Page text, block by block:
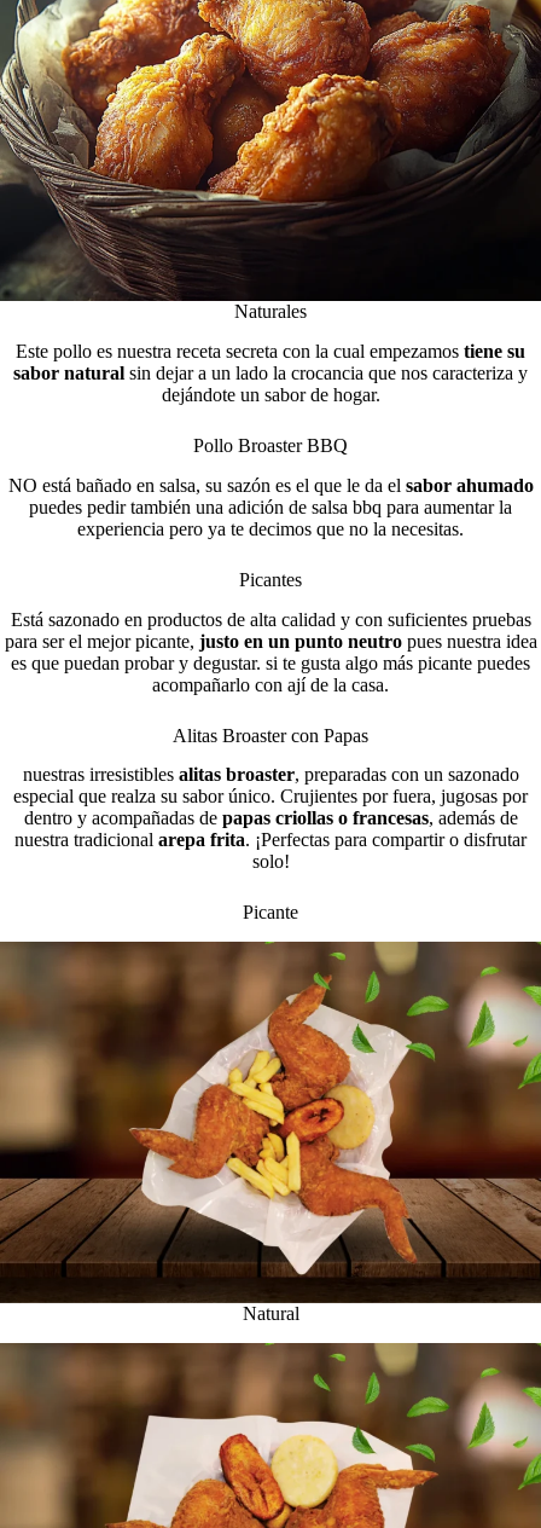
Naturales
Este pollo es nuestra receta secreta con la cual empezamos tiene su
sabor natural sin dejar a un lado la crocancia que nos caracteriza y
dejándote un sabor de hogar.
Pollo Broaster BBQ
NO está bañado en salsa, su sazón es el que le da el sabor ahumado
puedes pedir también una adición de salsa bbq para aumentar la
experiencia pero ya te decimos que no la necesitas.
Picantes
Está sazonado en productos de alta calidad y con suficientes pruebas
para ser el mejor picante, justo en un punto neutropues nuestra idea
es que puedan probar y degustar. si te gusta algo más picante puedes
acompañarlo con ají de la casa.
Alitas Broaster con Papas
nuestras irresistibles alitas broaster, preparadas con un sazonado
especial que realza su sabor único. Crujientes por fuera, jugosas por
dentro y acompañadas de papas criollas o francesas, además de
nuestra tradicional arepa frita. ¡Perfectas para compartir o disfrutar
solo!
Picante
Natural